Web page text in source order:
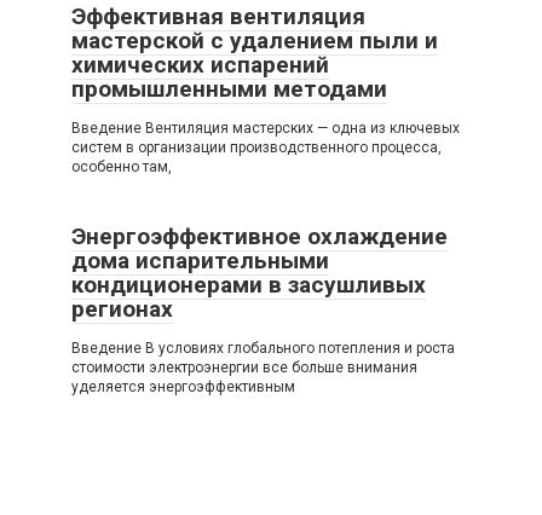
Эффективная вентиляция
мастерской с удалением пыли и
химических испарений
промышленными методами
Введение Вентиляция мастерских — одна из ключевых
систем в организации производственного процесса,
особенно там,
Энергоэффективное охлаждение
дома испарительными
кондиционерами в засушливых
регионах
Введение В условиях глобального потепления и роста
стоимости электроэнергии все больше внимания
уделяется энергоэффективным